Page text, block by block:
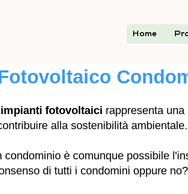
Home
fotovoltaici rappresenta
alla sostenibilità ambientale.
condominio è comunque possibile
di tutti i condomini oppure no?